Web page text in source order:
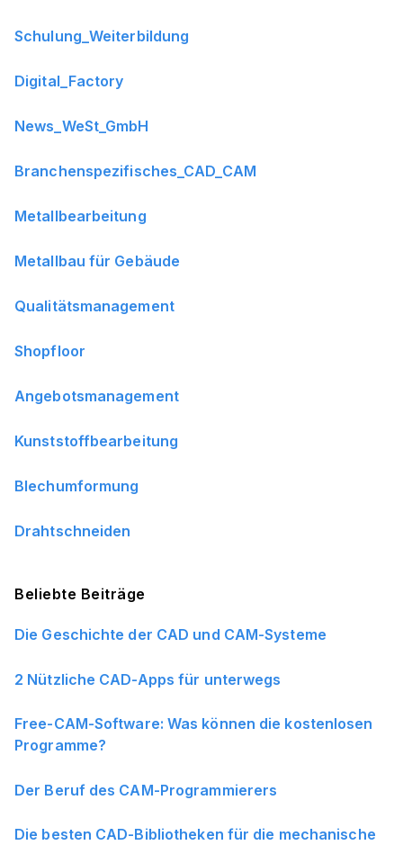
Schulung_Weiterbildung
Digital_Factory
News_WeSt_GmbH
Branchenspezifisches_CAD_CAM
Metallbearbeitung
Metallbau für Gebäude
Qualitätsmanagement
Shopfloor
Angebotsmanagement
Kunststoffbearbeitung
Blechumformung
Drahtschneiden
Beliebte Beiträge
Die Geschichte der CAD und CAM-Systeme
2 Nützliche CAD-Apps für unterwegs
Free-CAM-Software: Was können die kostenlosen
Programme?
Der Beruf des CAM-Programmierers
Die besten CAD-Bibliotheken für die mechanische